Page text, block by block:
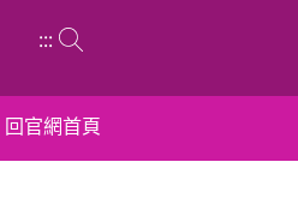
:::
回官網首頁